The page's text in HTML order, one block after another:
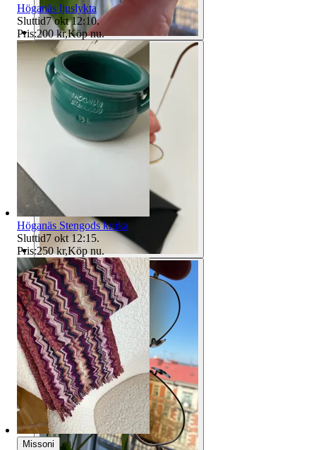
Höganäs ljuslykta
Sluttid7 okt 12:10.
Pris:200 kr,Köp nu.
Höganäs Stengods kruka
Sluttid7 okt 12:15.
Pris:250 kr,Köp nu.
Missoni